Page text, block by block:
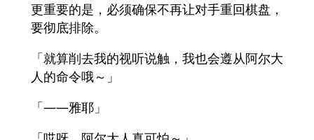
更重要的是，必须确保不再让对手重回棋盘，
要彻底排除。
「就算削去我的视听说触，我也会遵从阿尔大
人的命令哦～」
「——雅耶」